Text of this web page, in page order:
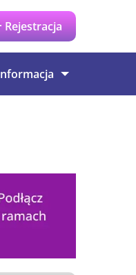
Rejestracja